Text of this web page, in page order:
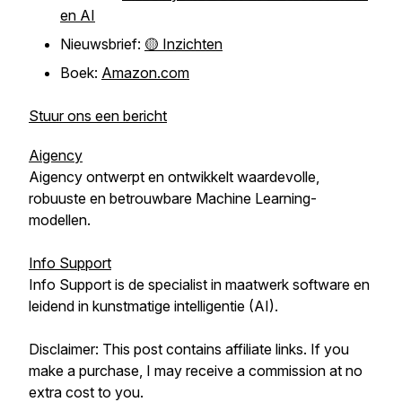
en AI
Nieuwsbrief: 🟡 Inzichten
Boek: Amazon.com
Stuur ons een bericht
Aigency
Aigency ontwerpt en ontwikkelt waardevolle,
robuuste en betrouwbare Machine Learning-
modellen.
Info Support
Info Support is de specialist in maatwerk software en
leidend in kunstmatige intelligentie (AI).
Disclaimer: This post contains affiliate links. If you
make a purchase, I may receive a commission at no
extra cost to you.